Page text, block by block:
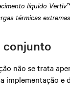
líquido
térmicas
conjunto
não se trata
implementação e